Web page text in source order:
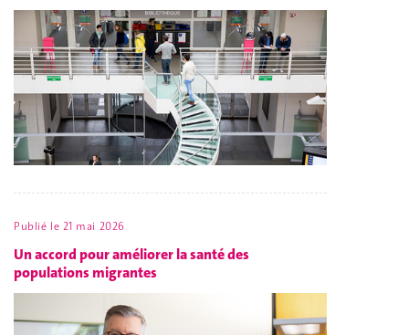
Publié le 21 mai 2026
Un accord pour améliorer la santé des
populations migrantes